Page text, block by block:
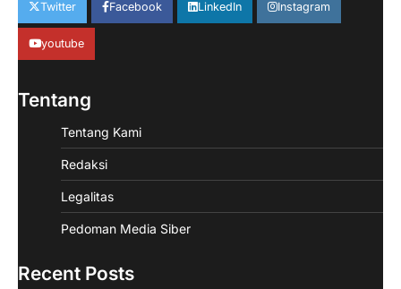
Twitter Facebook LinkedIn Instagram
youtube
Tentang
Tentang Kami
Redaksi
Legalitas
Pedoman Media Siber
Recent Posts